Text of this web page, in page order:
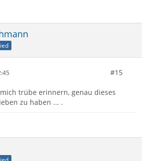
#15
trübe erinnern, genau dieses
zu haben ... .